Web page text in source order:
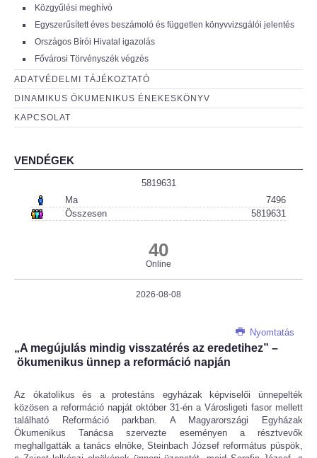
Közgyűlési meghívó
Egyszerűsített éves beszámoló és független könyvvizsgálói jelentés
Országos Bírói Hivatal igazolás
Fővárosi Törvényszék végzés
ADATVÉDELMI TÁJÉKOZTATÓ
DINAMIKUS ÖKUMENIKUS ÉNEKESKÖNYV
KAPCSOLAT
VENDÉGEK
5819631
Ma
7496
Összesen
5819631
40
Online
2026-08-08
Nyomtatás
„A megújulás mindig visszatérés az eredetihez” –
ökumenikus ünnep a reformáció napján
Az ókatolikus és a protestáns egyházak képviselői ünnepelték
közösen a reformáció napját október 31-én a Városligeti fasor mellett
található Reformáció parkban. A Magyarországi Egyházak
Ökumenikus Tanácsa szervezte eseményen a résztvevők
meghallgatták a tanács elnöke, Steinbach József református püspök,